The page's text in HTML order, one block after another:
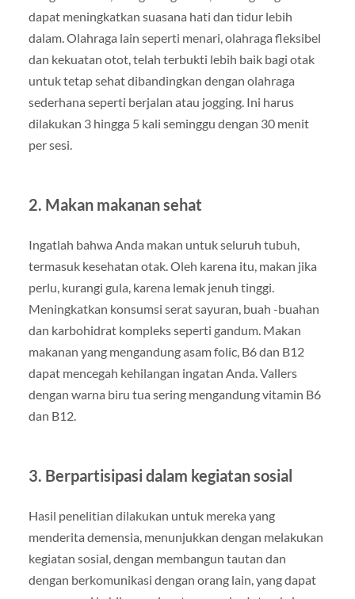
dapat meningkatkan suasana hati dan tidur lebih
dalam. Olahraga lain seperti menari, olahraga fleksibel
dan kekuatan otot, telah terbukti lebih baik bagi otak
untuk tetap sehat dibandingkan dengan olahraga
sederhana seperti berjalan atau jogging. Ini harus
dilakukan 3 hingga 5 kali seminggu dengan 30 menit
per sesi.
2. Makan makanan sehat
Ingatlah bahwa Anda makan untuk seluruh tubuh,
termasuk kesehatan otak. Oleh karena itu, makan jika
perlu, kurangi gula, karena lemak jenuh tinggi.
Meningkatkan konsumsi serat sayuran, buah -buahan
dan karbohidrat kompleks seperti gandum. Makan
makanan yang mengandung asam folic, B6 dan B12
dapat mencegah kehilangan ingatan Anda. Vallers
dengan warna biru tua sering mengandung vitamin B6
dan B12.
3. Berpartisipasi dalam kegiatan sosial
Hasil penelitian dilakukan untuk mereka yang
menderita demensia, menunjukkan dengan melakukan
kegiatan sosial, dengan membangun tautan dan
dengan berkomunikasi dengan orang lain, yang dapat